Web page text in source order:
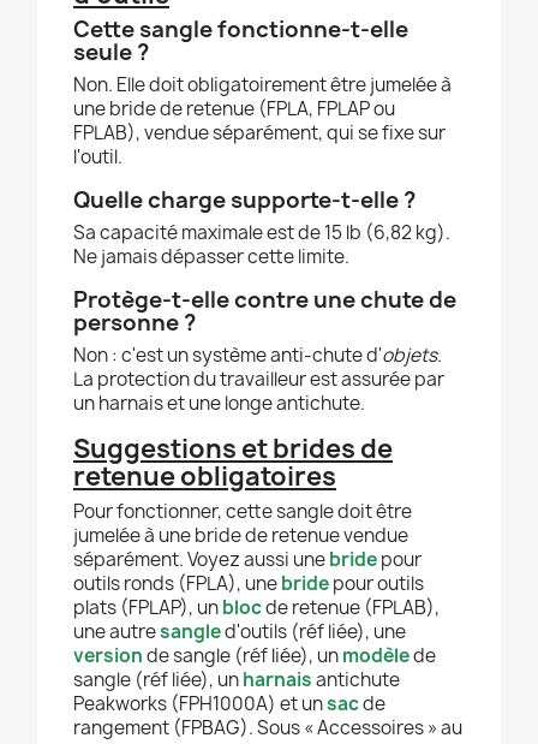
Cette sangle fonctionne-t-elle
seule ?
Non. Elle doit obligatoirement être jumelée à
une bride de retenue (FPLA, FPLAP ou
FPLAB), vendue séparément, qui se fixe sur
l'outil.
Quelle charge supporte-t-elle ?
Sa capacité maximale est de 15 lb (6,82 kg).
Ne jamais dépasser cette limite.
Protège-t-elle contre une chute de
personne ?
Non : c'est un système anti-chute d'objets.
La protection du travailleur est assurée par
un harnais et une longe antichute.
Suggestions et brides de
retenue obligatoires
Pour fonctionner, cette sangle doit être
jumelée à une bride de retenue vendue
séparément. Voyez aussi unebridepour
outils ronds (FPLA), unebridepour outils
plats (FPLAP), unblocde retenue (FPLAB),
une autresangled'outils (réf liée), une
versionde sangle (réf liée), unmodèlede
sangle (réf liée), unharnaisantichute
Peakworks (FPH1000A) et unsacde
rangement (FPBAG). Sous « Accessoires » au